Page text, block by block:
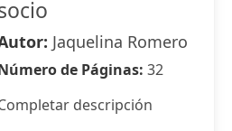
Jaquelina Romero
de Páginas: 32
descripción